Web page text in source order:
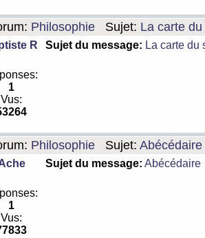
Philosophie Sujet: La carte
R Sujet du message: La carte du
1
Vus:
Philosophie Sujet: Abécédaire
Sujet du message: Abécédaire
1
Vus: